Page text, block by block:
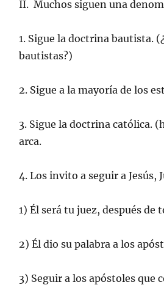
II. Muchos siguen una
1. Sigue la doctrina bautista.
bautistas?)
2. Sigue a la mayoría de los
3. Sigue la doctrina católica.
arca.
4. Los invito a seguir a Jesús,
1) Él será tu juez, después de
2) Él dio su palabra a los
3) Seguir a los apóstoles que